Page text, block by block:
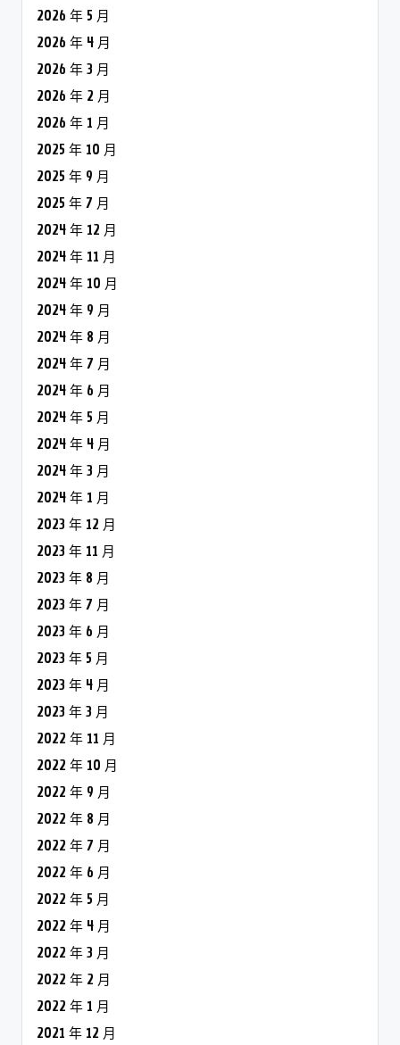
2026 年 5 月
2026 年 4 月
2026 年 3 月
2026 年 2 月
2026 年 1 月
2025 年 10 月
2025 年 9 月
2025 年 7 月
2024 年 12 月
2024 年 11 月
2024 年 10 月
2024 年 9 月
2024 年 8 月
2024 年 7 月
2024 年 6 月
2024 年 5 月
2024 年 4 月
2024 年 3 月
2024 年 1 月
2023 年 12 月
2023 年 11 月
2023 年 8 月
2023 年 7 月
2023 年 6 月
2023 年 5 月
2023 年 4 月
2023 年 3 月
2022 年 11 月
2022 年 10 月
2022 年 9 月
2022 年 8 月
2022 年 7 月
2022 年 6 月
2022 年 5 月
2022 年 4 月
2022 年 3 月
2022 年 2 月
2022 年 1 月
2021 年 12 月